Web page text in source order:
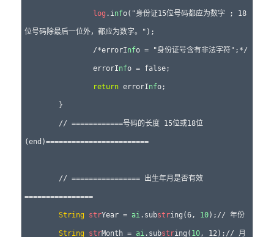
log .i nfo("身份证15位号码都应为数字 ; 18
位号码除最后一位外，都应为数字。");
		/*errorI
nfo = "身份证号含有非法字符";*/
		errorI
nfo = false;
return errorInfo;
(end)========================
================
String strYear = ai .substring(6, 10);// 年份
String strMonth = ai .substring( 10 , 12);// 月